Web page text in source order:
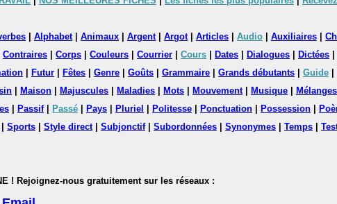
Alphabet| Animaux Argent| Argot| Articles Audio Auxiliaires
Contraires Corps Couleurs Courrier Cours Dates Dialogues Dictées
Futur Fêtes Genre Goûts Grammaire Grands débutants Guide
Maison Majuscules Maladies Mots Mouvement| Musique
Mélanges
Passif| Passé Pays Pluriel Politesse Ponctuation Possession
Sports Style direct| Subjonctif| Subordonnées Synonymes Temps
! Rejoignez-nous gratuitement sur les réseaux :